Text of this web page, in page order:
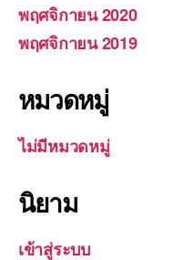
พฤศจิกายน 2020
พฤศจิกายน 2019
หมวดหมู่
ไม่มีหมวดหมู่
นิยาม
เข้าสู่ระบบ